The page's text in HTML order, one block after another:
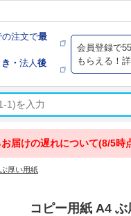
の注文で最
・法人後
会員登録で
もらえる！
届けの遅れについて(8/5時
厚い用紙
コピー用紙 A4